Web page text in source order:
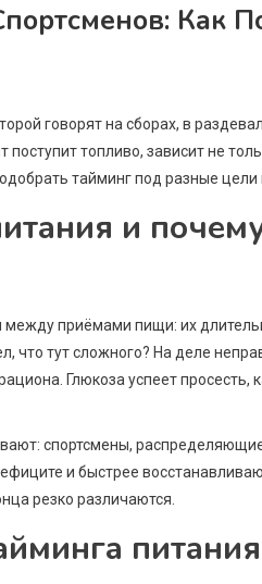
Как
говорят на сборах, в
топливо, зависит не
тайминг под разные
и
приёмами пищи: их
что тут сложного? На деле
Глюкоза успеет просесть,
спортсмены,
и быстрее
резко различаются.
питания